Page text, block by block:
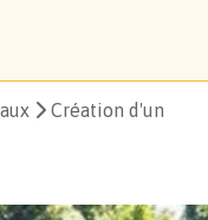
Création d'un